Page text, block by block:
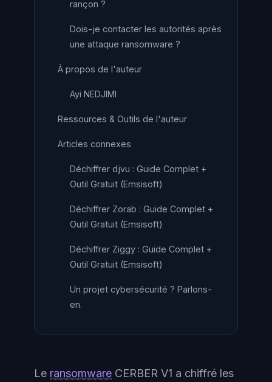
rançon ?
Dois-je contacter les autorités après
une attaque ransomware ?
À propos de l'auteur
Ayi NEDJIMI
Ressources & Outils de l'auteur
Articles connexes
Déchiffrer djvu : Guide Complet +
Outil Gratuit (Emsisoft)
Déchiffrer Zorab : Guide Complet +
Outil Gratuit (Emsisoft)
Déchiffrer Ziggy : Guide Complet +
Outil Gratuit (Emsisoft)
Un projet cybersécurité ? Parlons-
en.
Le ransomware CERBER V1 a chiffré les